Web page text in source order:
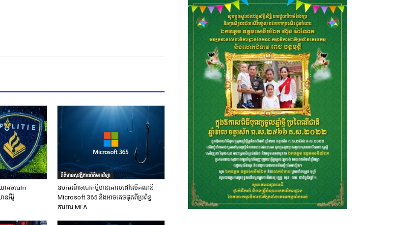
គឆបោក
នអឺរ៉ូ
ព័ត៌មានសុវត្ថិភាពព័ត៌មានវិទ្យា
ឧបករណ៍ឆបោកថ្មីមានគោលដៅលើគណនី
Microsoft 365 និងអាចគេចផុតពីប្រព័ន្ធ
ការពារ MFA